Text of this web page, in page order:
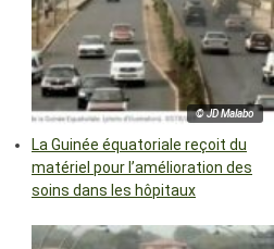
© JD Malabo
La Guinée équatoriale reçoit du
matériel pour l’amélioration des
soins dans les hôpitaux